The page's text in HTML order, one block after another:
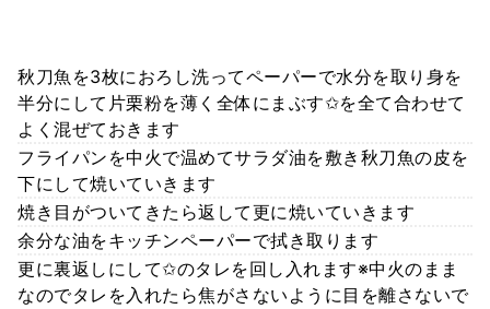
秋刀魚を3枚におろし洗ってペーパーで水分を取り身を
半分にして片栗粉を薄く全体にまぶす✩を全て合わせて
よく混ぜておきます
フライパンを中火で温めてサラダ油を敷き秋刀魚の皮を
下にして焼いていきます
焼き目がついてきたら返して更に焼いていきます
余分な油をキッチンペーパーで拭き取ります
更に裏返しにして✩のタレを回し入れます※中火のまま
なのでタレを入れたら焦がさないように目を離さないで